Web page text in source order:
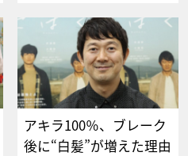
アキラ100％、ブレーク
後に“白髪”が増えた理由